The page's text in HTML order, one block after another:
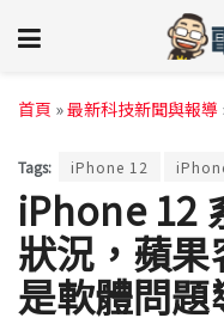
首頁 »最新科技新聞與報導
Tags: iPhone 12
iPhone 12
狀況，蘋
是軟體問題